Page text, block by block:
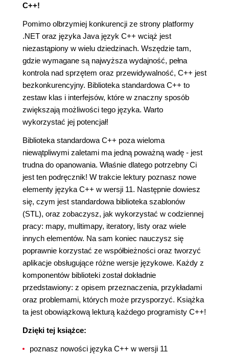
C++!
Pomimo olbrzymiej konkurencji ze strony platformy
.NET oraz języka Java język C++ wciąż jest
niezastąpiony w wielu dziedzinach. Wszędzie tam,
gdzie wymagane są najwyższa wydajność, pełna
kontrola nad sprzętem oraz przewidywalność, C++ jest
bezkonkurencyjny. Biblioteka standardowa C++ to
zestaw klas i interfejsów, które w znaczny sposób
zwiększają możliwości tego języka. Warto
wykorzystać jej potencjał!
Biblioteka standardowa C++ poza wieloma
niewątpliwymi zaletami ma jedną poważną wadę - jest
trudna do opanowania. Właśnie dlatego potrzebny Ci
jest ten podręcznik! W trakcie lektury poznasz nowe
elementy języka C++ w wersji 11. Następnie dowiesz
się, czym jest standardowa biblioteka szablonów
(STL), oraz zobaczysz, jak wykorzystać w codziennej
pracy: mapy, multimapy, iteratory, listy oraz wiele
innych elementów. Na sam koniec nauczysz się
poprawnie korzystać ze współbieżności oraz tworzyć
aplikacje obsługujące różne wersje językowe. Każdy z
komponentów biblioteki został dokładnie
przedstawiony: z opisem przeznaczenia, przykładami
oraz problemami, których może przysporzyć. Książka
ta jest obowiązkową lekturą każdego programisty C++!
Dzięki tej książce:
poznasz nowości języka C++ w wersji 11